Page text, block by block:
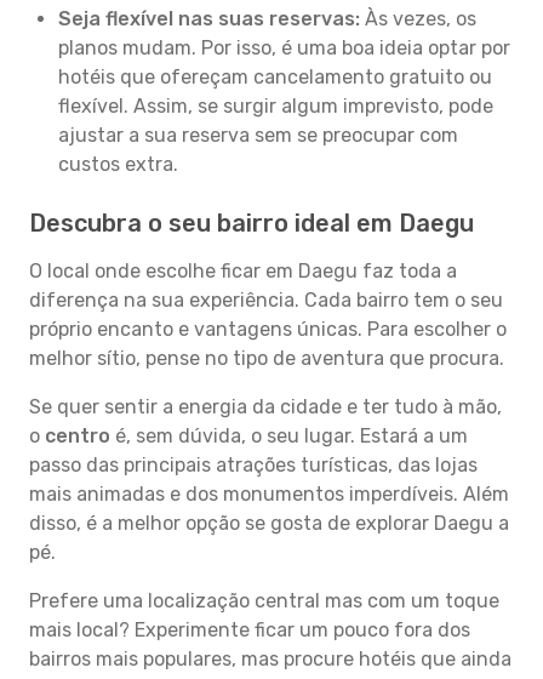
Seja flexível nas suas reservas: Às vezes, os
planos mudam. Por isso, é uma boa ideia optar por
hotéis que ofereçam cancelamento gratuito ou
flexível. Assim, se surgir algum imprevisto, pode
ajustar a sua reserva sem se preocupar com
custos extra.
Descubra o seu bairro ideal em Daegu
O local onde escolhe ficar em Daegu faz toda a
diferença na sua experiência. Cada bairro tem o seu
próprio encanto e vantagens únicas. Para escolher o
melhor sítio, pense no tipo de aventura que procura.
Se quer sentir a energia da cidade e ter tudo à mão,
o centro é, sem dúvida, o seu lugar. Estará a um
passo das principais atrações turísticas, das lojas
mais animadas e dos monumentos imperdíveis. Além
disso, é a melhor opção se gosta de explorar Daegu a
pé.
Prefere uma localização central mas com um toque
mais local? Experimente ficar um pouco fora dos
bairros mais populares, mas procure hotéis que ainda